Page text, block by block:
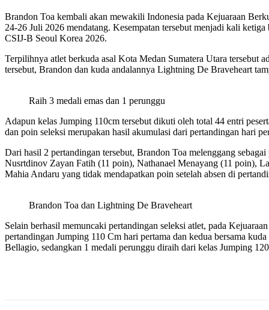
Brandon Toa kembali akan mewakili Indonesia pada Kejuaraan
24-26 Juli 2026 mendatang. Kesempatan tersebut menjadi kali
CSIJ-B Seoul Korea 2026.
Terpilihnya atlet berkuda asal Kota Medan Sumatera Utara tersebut
tersebut, Brandon dan kuda andalannya Lightning De Braveheart
Raih 3 medali emas dan 1 perunggu
Adapun kelas Jumping 110cm tersebut dikuti oleh total 44 entri
dan poin seleksi merupakan hasil akumulasi dari pertandingan hari
Dari hasil 2 pertandingan tersebut, Brandon Toa melenggang
Nusrtdinov Zayan Fatih (11 poin), Nathanael Menayang (11 poin),
Mahia Andaru yang tidak mendapatkan poin setelah absen di
Brandon Toa dan Lightning De Braveheart
Selain berhasil memuncaki pertandingan seleksi atlet, pada
pertandingan Jumping 110 Cm hari pertama dan kedua bersama
Bellagio, sedangkan 1 medali perunggu diraih dari kelas Jumping